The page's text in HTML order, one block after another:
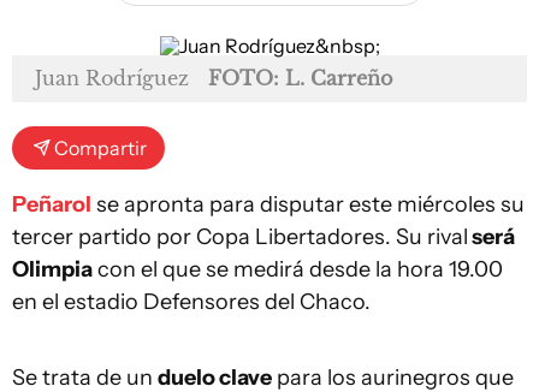
Juan Rodríguez FOTO: L. Carreño
Compartir
Peñarol se apronta para disputar este miércoles su
tercer partido por Copa Libertadores. Su rivalserá
Olimpiacon el que se medirá desde la hora 19.00
en el estadio Defensores del Chaco.
Se trata de un duelo clave para los aurinegros que